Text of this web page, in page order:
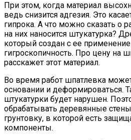
При этом, когда материал
ведь снизится адгезия. Это
гипрока. А что можно сказать о
на них наносится штукатурка?
который создан с ее
гигроскопичность. Про цену на
расскажет этот материал.
Во время работ шпатлевка
основании и деформироваться.
штукатурки будет нарушен.
обрабатывать деревянные
грунтовку, в которой есть
компоненты.